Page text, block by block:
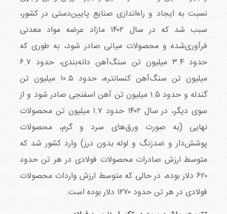
نسبت به ایجاد و راه‌اندازی صنایع پایین‌دستی در کشور،
سبب شد که در سال ۱۴۰۲ مازاد عرضه مواد معدنی
فرآوری‌شده و محصولات میانی صادر شود، به طوری که
حدود ۳.۴ میلیون تن سنگ‌آهن دانه‌بندی، حدود ۶.۷
میلیون تن سنگ‌آهن کنسانتره، حدود ۱۰.۵ میلیون تن
گندله و حدود ۱.۵ میلیون تن آهن اسفنجی صادر شود و از
سوی دیگر، در سال ۱۴۰۲ حدود ۱.۷ میلیون تن محصولات
نهایی (به صورت ورق‌‌‌‌‌‌‌‌‌‌‌‌های سرد و گرم، محصولات
پوشش‌‌‌‌‌‌‌‌‌‌‌‌دار و ضدزنگ و لوله ‌‌‌‌‌‌‌‌‌‌‌‌بدون درز) وارد کشور شد که
متوسط ارزش صادرات محصولات فولادی در هر تن حدود
۶۲۰ دلار بوده، در حالی که متوسط ارزش واردات محصولات
فولادی در هر تن حدود ۱۲۷۰ دلار بوده است.